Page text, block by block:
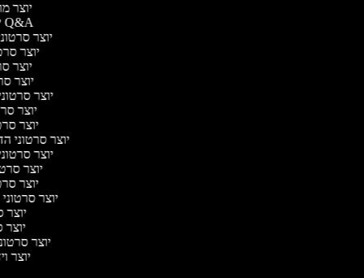
יוצר
יוצר סרטוני Q&A
יוצר
יוצר
יוצר
יוצר
יוצר
יוצר
יוצר
יוצר סרטוני
יוצר
יוצר
יוצר
יוצר
יוצר
יוצר
יוצר
יוצר